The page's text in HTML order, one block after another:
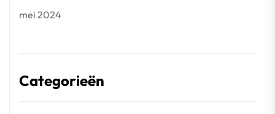
mei 2024
Categorieën